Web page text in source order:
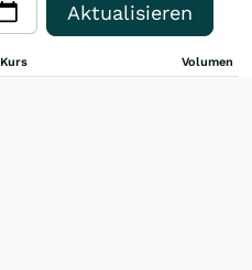
Aktualisieren
Kurs Volumen